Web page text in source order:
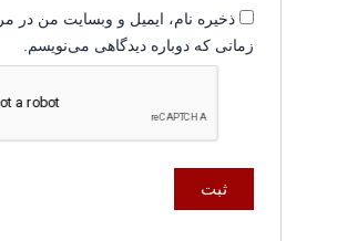
ذخیره نام، ایمیل و وبسایت من در
زمانی که دوباره دیدگاهی می‌نویسم.